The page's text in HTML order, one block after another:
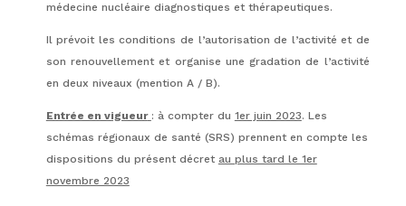
médecine nucléaire diagnostiques et thérapeutiques.
Il prévoit les conditions de l’autorisation de l’activité et de
son renouvellement et organise une gradation de l’activité
en deux niveaux (mention A / B).
Entrée en vigueur : à compter du 1er juin 2023. Les
schémas régionaux de santé (SRS) prennent en compte les
dispositions du présent décret au plus tard le 1er
novembre 2023